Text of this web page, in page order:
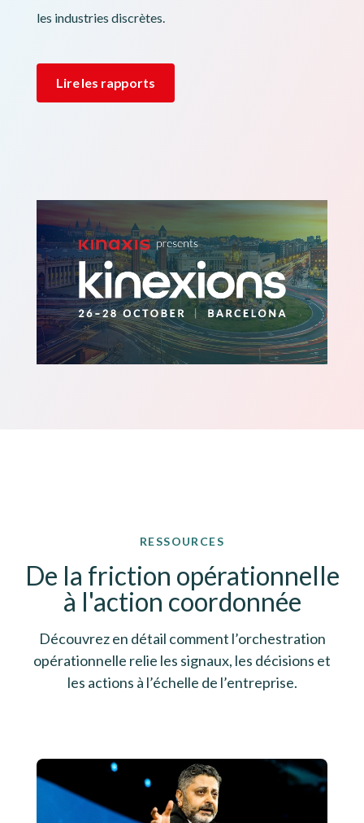
les industries discrètes.
Lire les rapports
Image
RESSOURCES
De la friction opérationnelle
à l'action coordonnée
Découvrez en détail comment l’orchestration
opérationnelle relie les signaux, les décisions et
les actions à l’échelle de l’entreprise.